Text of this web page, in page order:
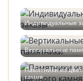
Индивидуальные
Вертикальные
Памятники из
камня